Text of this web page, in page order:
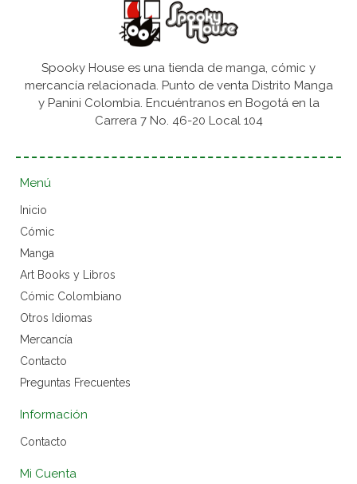
Spooky House es una tienda de manga, cómic y
mercancía relacionada. Punto de venta Distrito Manga
y Panini Colombia. Encuéntranos en Bogotá en la
Carrera 7 No. 46-20 Local 104
Menú
Inicio
Cómic
Manga
Art Books y Libros
Cómic Colombiano
Otros Idiomas
Mercancía
Contacto
Preguntas Frecuentes
Información
Contacto
Mi Cuenta